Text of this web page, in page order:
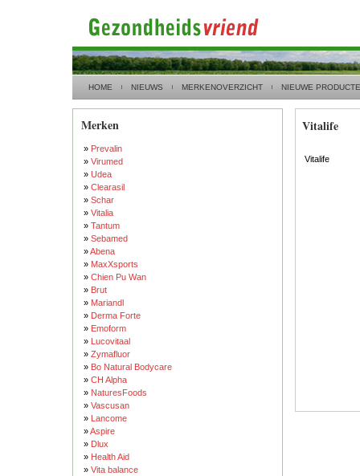
HOME NIEUWS MERKENOVERZICHT NIEUWE
Merken
» Prevalin
» Virumed
» Udea
» Clearasil
» Schar
» Vitalia
» Tantum
» Sebamed
»Abena
» MaxXsports
» Chien Pu Wan
» Brut
» Mariandl
» Derma Forte
» Emoform
» Lucovitaal
» Zymafluor
» Bo Natural Bodycare
» CH Alpha
» NaturesFoods
» Vascusan
» Lancome
»Aspire
» Dlux
» Health Aid
» Vita balance
Vitalife
Vitalife